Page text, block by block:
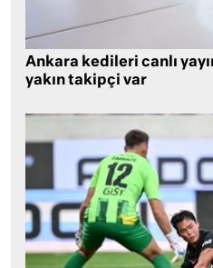
Ankara kedileri canlı
yakın takipçi var